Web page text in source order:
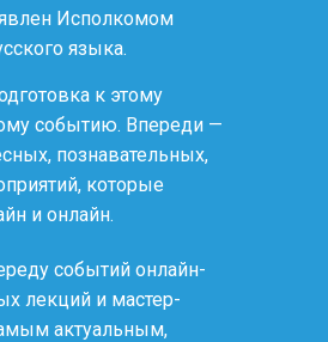
к этому
событию. Впереди —
познавательных,
которые
и онлайн.
Исполкомом
языка.
событий онлайн-
лекций и мастер-
актуальным,